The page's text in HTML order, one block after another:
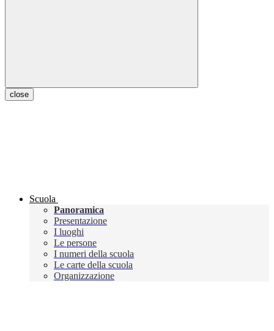
close
Scuola
Panoramica
Presentazione
I luoghi
Le persone
I numeri della scuola
Le carte della scuola
Organizzazione